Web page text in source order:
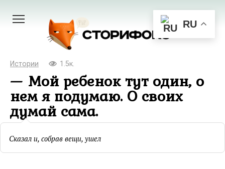
Истории 1.5к.
— Мой ребенок тут один, о
нем я подумаю. О своих
думай сама.
Сказал и, собрав вещи, ушел
RU